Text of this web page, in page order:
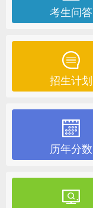
考生问答
招生计划
历年分数